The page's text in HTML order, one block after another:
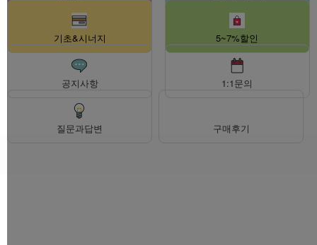
기초&시너지 5~7%할인
공지사항 1:1문의
질문과답변 구매후기